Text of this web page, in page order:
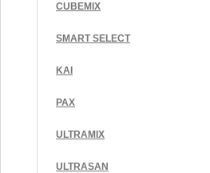
CUBEMIX
SMART SELECT
KAI
PAX
ULTRAMIX
ULTRASAN